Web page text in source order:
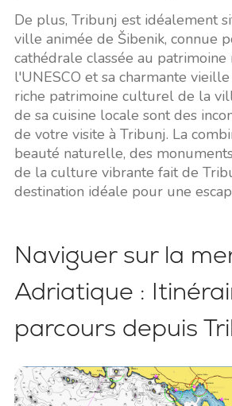
De plus, Tribunj est idéalement
ville animée de Šibenik, connue
cathédrale classée au
l'UNESCO et sa charmante
riche patrimoine culturel de la
de sa cuisine locale sont des
de votre visite à Tribunj. La
beauté naturelle, des
de la culture vibrante fait de
destination idéale pour une
Naviguer sur la
Adriatique :
parcours depuis